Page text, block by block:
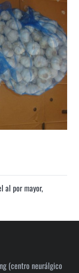
al por mayor,
(centro neurálgico